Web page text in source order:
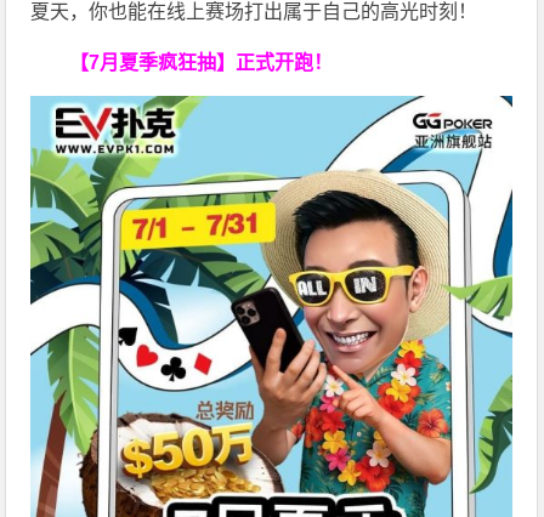
夏天，你也能在线上赛场打出属于自己的高光时刻！
【7月夏季疯狂抽】正式开跑！